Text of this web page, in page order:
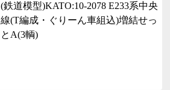
(鉄道模型)KATO:10-2078 E233系中央
線(T編成・ぐりーん車組込)増結せっ
とA(3輌)